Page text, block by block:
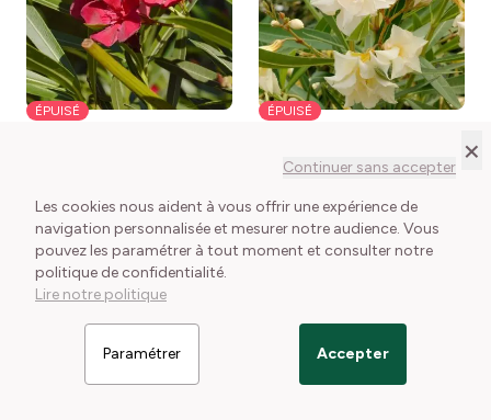
×
Continuer sans accepter
Les cookies nous aident à vous offrir une expérience de
navigation personnalisée et mesurer notre audience. Vous
pouvez les paramétrer à tout moment et consulter notre
politique de confidentialité.
Lire notre politique
Paramétrer Accepter
Filtrer les articles
ÉPUISÉ
Jannoch
Voir le détail
ÉPUISÉ
Laurier-rose ou Nerium
oleander Luteum Plenum
Plenum
Voir le détail